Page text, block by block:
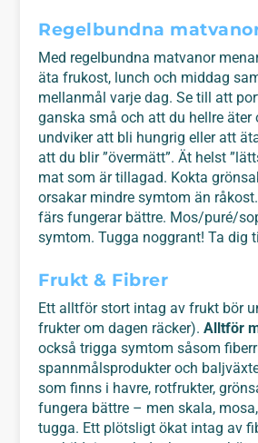
Regelbundna
Med regelbundna matvanor
äta frukost, lunch och middag
mellanmål varje dag. Se till att
ganska små och att du hellre äter
undviker att bli hungrig eller att
att du blir ”övermätt”. Ät helst
mat som är tillagad. Kokta
orsakar mindre symtom än
färs fungerar bättre. Mos/puré/
symtom. Tugga noggrant! Ta dig
Frukt & Fibrer
Ett alltför stort intag av frukt bör
frukter om dagen räcker).Alltför
också trigga symtom såsom
spannmålsprodukter och
som finns i havre, rotfrukter,
fungera bättre – men skala,
tugga. Ett plötsligt ökat intag av